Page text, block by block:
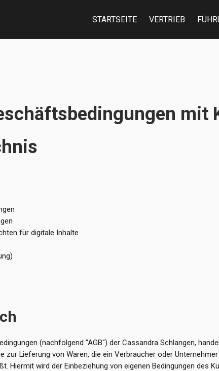
STARTSEITE VERTRIEB
mit
für digitale Inhalte
(nachfolgend "AGB") der Cassandra Schlangen,
zur Lieferung von Waren, die ein Verbraucher oder
Hiermit wird der Einbeziehung von eigenen Bedingungen des